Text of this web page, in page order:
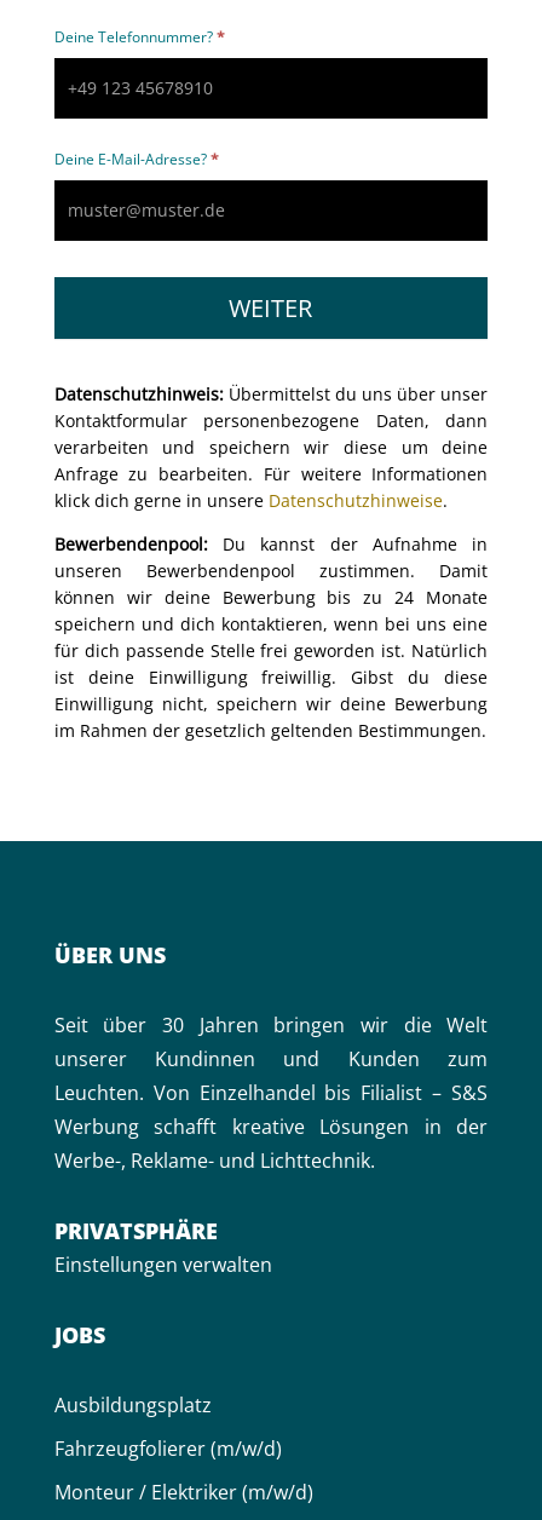
Deine Telefonnummer?*
Deine E-Mail-Adresse?*
WEITER
Datenschutzhinweis:Übermittelst du uns über unser
Kontaktformular personenbezogene Daten, dann
verarbeiten und speichern wir diese um deine
Anfrage zu bearbeiten. Für weitere Informationen
klick dich gerne in unsere Datenschutzhinweise.
Bewerbendenpool: Du kannst der Aufnahme in
unseren Bewerbendenpool zustimmen. Damit
können wir deine Bewerbung bis zu 24 Monate
speichern und dich kontaktieren, wenn bei uns eine
für dich passende Stelle frei geworden ist. Natürlich
ist deine Einwilligung freiwillig. Gibst du diese
Einwilligung nicht, speichern wir deine Bewerbung
im Rahmen der gesetzlich geltenden Bestimmungen.
ÜBER UNS
Seit über 30 Jahren bringen wir die Welt
unserer Kundinnen und Kunden zum
Leuchten. Von Einzelhandel bis Filialist – S&S
Werbung schafft kreative Lösungen in der
Werbe-, Reklame- und Lichttechnik.
PRIVAT­SPHÄRE
Einstellungen verwalten
JOBS
Aus­bildungs­platz
Fahr­zeug­folierer (m/w/d)
Monteur / Elektriker (m/w/d)